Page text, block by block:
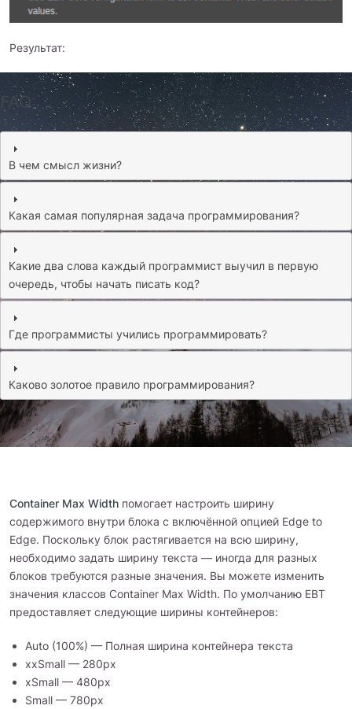
Результат:
FAQ
В чем смысл жизни?
Какая самая популярная задача программирования?
Какие два слова каждый программист выучил в первую
очередь, чтобы начать писать код?
Где программисты учились программировать?
Каково золотое правило программирования?
Container Max Width помогает настроить ширину
содержимого внутри блока с включённой опцией Edge to
Edge. Поскольку блок растягивается на всю ширину,
необходимо задать ширину текста — иногда для разных
блоков требуются разные значения. Вы можете изменить
значения классов Container Max Width. По умолчанию EBT
предоставляет следующие ширины контейнеров:
Auto (100%) — Полная ширина контейнера текста
xxSmall — 280px
xSmall — 480px
Small — 780px